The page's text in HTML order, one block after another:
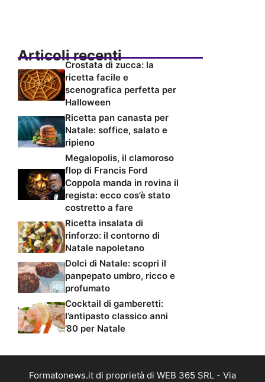
Articoli recenti
Crostata di zucca: la
ricetta facile e
scenografica perfetta per
Halloween
Ricetta pan canasta per
Natale: soffice, salato e
ripieno
Megalopolis, il clamoroso
flop di Francis Ford
Coppola manda in rovina il
regista: ecco cos’è stato
costretto a fare
Ricetta insalata di
rinforzo: il contorno di
Natale napoletano
Dolci di Natale: scopri il
panpepato umbro, ricco e
profumato
Cocktail di gamberetti:
l’antipasto classico anni
’80 per Natale
Formatonews.it di proprietà di WEB 365 SRL - Via